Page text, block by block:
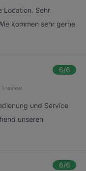
Location. Sehr
kommen sehr gerne
6/6
1 review
und Service
unseren
6/6